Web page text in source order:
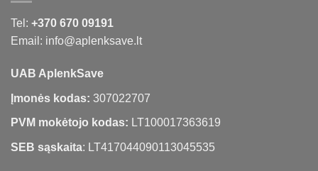
Tel: +370 670 09191
Email: info@aplenksave.lt
UAB AplenkSave
Įmonės kodas: 307022707
PVM mokėtojo kodas: LT100017363619
SEB sąskaita: LT417044090113045535